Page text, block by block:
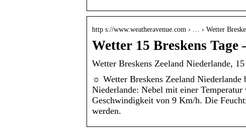
http s://www.weatheravenue.com › … › Wetter
Wetter 15 Breskens Tage
Wetter Breskens Zeeland Niederlande,
☼ Wetter Breskens Zeeland Niederlande
Niederlande: Nebel mit einer
Geschwindigkeit von 9 Km/h. Die
werden.